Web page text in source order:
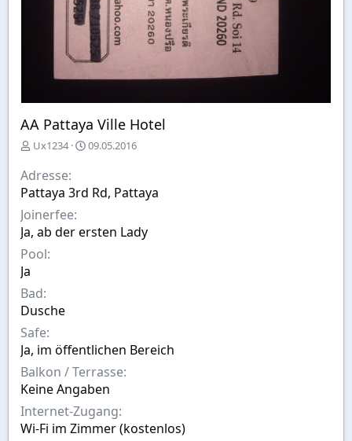
AA Pattaya Ville Hotel
E
s
t
e
l
v
Ux1234
A
w
a
l
09.05.2016
Adresse
Pattaya 3rd Rd, Pattaya
Joinerfee
Ja, ab der ersten Lady
Pool
Ja
Bad
Dusche
Safe
Ja, im öffentlichen Bereich
Balkon / Terrasse
Keine Angaben
Internet-Zugang
Wi-Fi im Zimmer (kostenlos)